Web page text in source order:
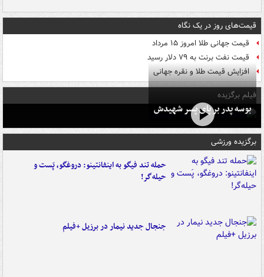
قیمت‌های روز در یک نگاه
قیمت جهانی طلا امروز ۱۵ مرداد
قیمت نفت برنت به ۷۹ دلار رسید
افزایش قیمت طلا و نقره جهانی
فیلم برگزیده
بوسه‌ پدر بر پای پسر شهیدش
برگزیده ورزشی
حمله تند فیگو به اینفانتینو: دروغگو، پَست‌ و
حیله‌گر!
جنجال جدید نیمار در برزیل +فیلم